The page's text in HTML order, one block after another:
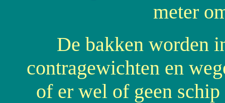
meter
De bakken worden
contragewichten en
of er wel of geen